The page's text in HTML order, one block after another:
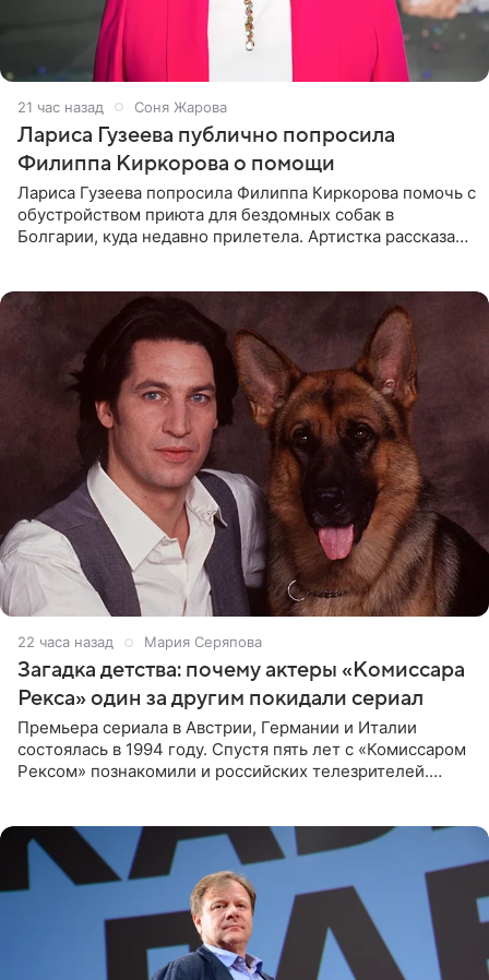
21 час назад Соня Жарова
Лариса Гузеева публично попросила
Филиппа Киркорова о помощи
Лариса Гузеева попросила Филиппа Киркорова помочь с
обустройством приюта для бездомных собак в
Болгарии, куда недавно прилетела. Артистка рассказала
22 часа назад Мария Серяпова
Загадка детства: почему актеры «Комиссара
Рекса» один за другим покидали сериал
Премьера сериала в Австрии, Германии и Италии
состоялась в 1994 году. Спустя пять лет с «Комиссаром
Рексом» познакомили и российских телезрителей.